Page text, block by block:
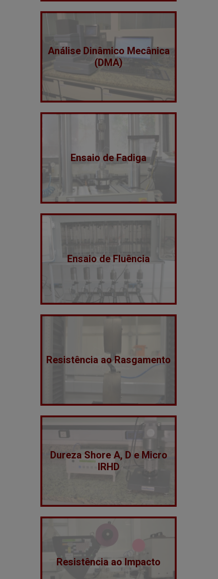
Análise Dinâmico Mecânica
(DMA)
Ensaio de Fadiga
Ensaio de Fluência
Resistência ao Rasgamento
Dureza Shore A, D e Micro
IRHD
Resistência ao Impacto